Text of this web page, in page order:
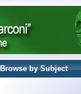
Browse by Subject